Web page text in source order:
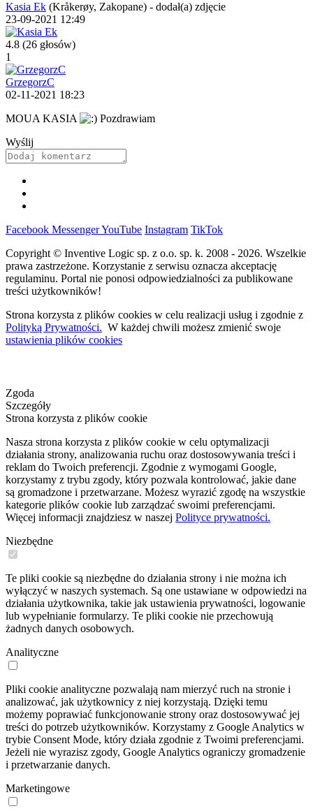
Kasia Ek (Kråkerøy, Zakopane) - dodał(a) zdjęcie
23-09-2021 12:49
4.8 (26 głosów)
1
GrzegorzC
02-11-2021 18:23
MOUA KASIA
Pozdrawiam
Wyślij
Facebook MessengerYouTube Instagram TikTok
Copyright © Inventive Logic sp. z o.o. sp. k. 2008 - 2026. Wszelkie
prawa zastrzeżone. Korzystanie z serwisu oznacza akceptację
regulaminu. Portal nie ponosi odpowiedzialności za publikowane
treści użytkowników!
Strona korzysta z plików cookies w celu realizacji usług i zgodnie z
Polityką Prywatności. W każdej chwili możesz zmienić swoje
ustawienia plików cookies
Zgoda
Szczegóły
Strona korzysta z plików cookie
Nasza strona korzysta z plików cookie w celu optymalizacji
działania strony, analizowania ruchu oraz dostosowywania treści i
reklam do Twoich preferencji. Zgodnie z wymogami Google,
korzystamy z trybu zgody, który pozwala kontrolować, jakie dane
są gromadzone i przetwarzane. Możesz wyrazić zgodę na wszystkie
kategorie plików cookie lub zarządzać swoimi preferencjami.
Więcej informacji znajdziesz w naszej Polityce prywatności.
Niezbędne
Te pliki cookie są niezbędne do działania strony i nie można ich
wyłączyć w naszych systemach. Są one ustawiane w odpowiedzi na
działania użytkownika, takie jak ustawienia prywatności, logowanie
lub wypełnianie formularzy. Te pliki cookie nie przechowują
żadnych danych osobowych.
Analityczne
Pliki cookie analityczne pozwalają nam mierzyć ruch na stronie i
analizować, jak użytkownicy z niej korzystają. Dzięki temu
możemy poprawiać funkcjonowanie strony oraz dostosowywać jej
treści do potrzeb użytkowników. Korzystamy z Google Analytics w
trybie Consent Mode, który działa zgodnie z Twoimi preferencjami.
Jeżeli nie wyrazisz zgody, Google Analytics ograniczy gromadzenie
i przetwarzanie danych.
Marketingowe